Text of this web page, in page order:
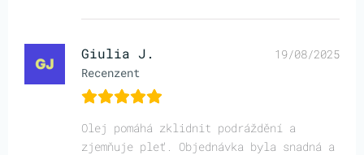
Giulia J.
Recenzent
19/08/2025
Olej pomáhá zklidnit podráždění a
zjemňuje pleť. Objednávka byla snadná a